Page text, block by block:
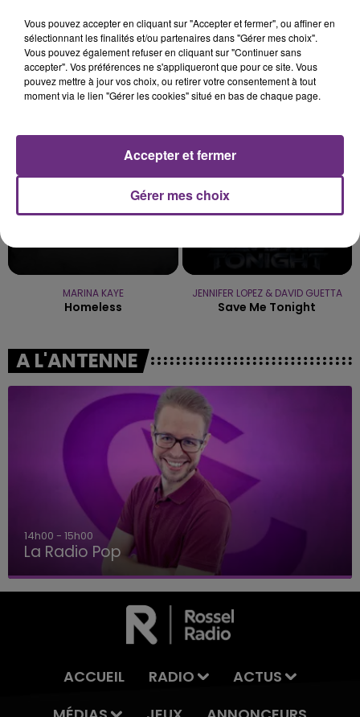
Alors que les dates de début des vendange 2026
s'est avéré être plus précoce que prévu,
l'inspection du Travail en profite pour rappeler
les conditions de...
TITRES DIFFUSÉS
MARINA KAYE
Homeless
JENNIFER LOPEZ & DAVID GUETTA
Save Me Tonight
A L'ANTENNE
15h00 - 19h00
Le Club Champagne FM
ACCUEIL RADIO
ACTUS
Vous pouvez accepter en cliquant sur "Accepter et fermer", ou affiner en
sélectionnant les finalités et/ou partenaires dans "Gérer mes choix".
Vous pouvez également refuser en cliquant sur "Continuer sans
accepter". Vos préférences ne s'appliqueront que pour ce site. Vous
pouvez mettre à jour vos choix, ou retirer votre consentement à tout
moment via le lien "Gérer les cookies" situé en bas de chaque page.
Gérer mes choix
Accepter et fermer